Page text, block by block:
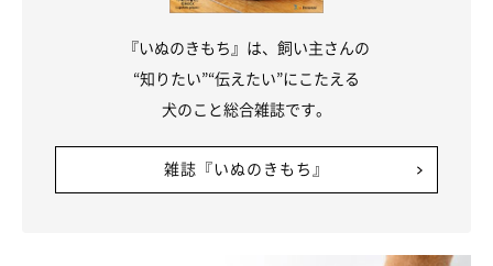
給水器ランキングもご紹介するので参考にしてみてくださいね。
寝床を快適なものに変える
睡眠時間が増えると、体の一部分が長い間圧迫されて血行不良に
たりすることがあります。
老犬の体の負担を少しでも減らすためにも、体にかかる圧を分散
『いぬのきもち』は、飼い主さんの
“知りたい”“伝えたい”にこたえる
犬のこと総合雑誌です。
雑誌『いぬのきもち』